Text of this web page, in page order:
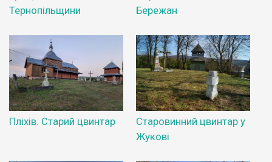
Тернопільщини
Бережан
Пліхів. Старий цвинтар
Старовинний цвинтар у
Жукові